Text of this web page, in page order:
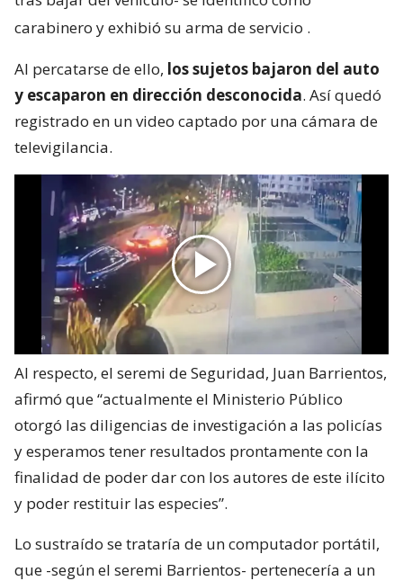
carabinero y exhibió su arma de servicio .
Al percatarse de ello, los sujetos bajaron del auto
y escaparon en dirección desconocida. Así quedó
registrado en un video captado por una cámara de
televigilancia.
Al respecto, el seremi de Seguridad, Juan Barrientos,
afirmó que “actualmente el Ministerio Público
otorgó las diligencias de investigación a las policías
y esperamos tener resultados prontamente con la
finalidad de poder dar con los autores de este ilícito
y poder restituir las especies”.
Lo sustraído se trataría de un computador portátil,
que -según el seremi Barrientos- pertenecería a un